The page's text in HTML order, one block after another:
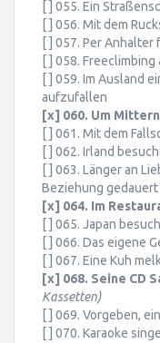
[ ] 055. Ein
[ ] 056. Mit dem
[ ] 057. Per Anhalter
[ ] 058.
[ ] 059. Im Ausland
aufzufallen
[x] 060. Um
[ ] 061. Mit dem
[ ] 062. Irland
[ ] 063. Länger an
Beziehung
[x] 064. Im
[ ] 065. Japan
[ ] 066. Das eigene
[ ] 067. Eine Kuh
[x] 068. Seine CD
Kassetten)
[ ] 069. Vorgeben,
[ ] 070. Karaoke